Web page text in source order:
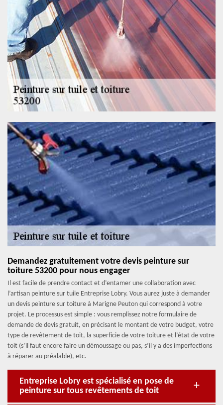
Demandez gratuitement votre devis peinture sur
toiture 53200 pour nous engager
Il est facile de prendre contact et d’entamer une collaboration avec
l’artisan peinture sur tuile Entreprise Lobry. Vous aurez juste à demander
un devis peinture sur toiture à Marigne Peuton qui correspond à votre
projet. Le processus est simple : vous remplissez notre formulaire de
demande de devis gratuit, en précisant le montant de votre budget, votre
type de revêtement de toit, la superficie de votre toiture et l’état de votre
toit (s’il faut encore faire un démoussage ou pas, s’il y a des imperfections
à réparer au préalable), etc.
Entreprise Lobry est spécialisé en pose de
peinture sur tous revêtements de toit